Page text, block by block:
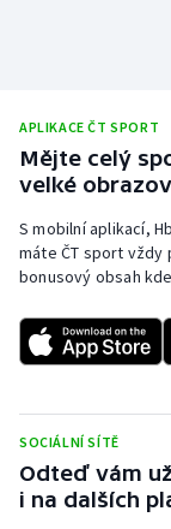
APLIKACE ČT SPORT
Mějte celý
velké
S mobilní aplikací,
máte ČT sport vždy
bonusový obsah
SOCIÁLNÍ SÍTĚ
Odteď vám
i na dalších